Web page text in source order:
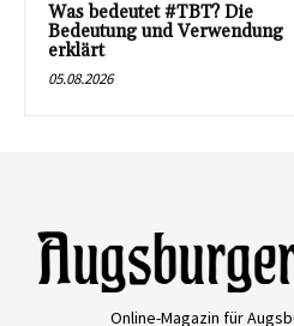
Was bedeutet #TBT? Die
Bedeutung und Verwendung
erklärt
05.08.2026
Online-Magazin für